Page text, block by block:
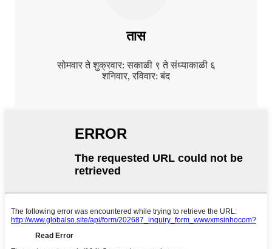
तास
सोमवार ते शुक्रवार: सकाळी ९ ते संध्याकाळी ६
शनिवार, रविवार: बंद